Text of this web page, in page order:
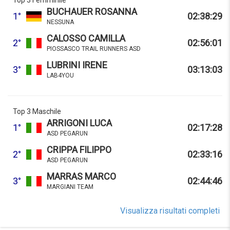
1° BUCHAUER ROSANNA
NESSUNA
02:38:29
2° CALOSSO CAMILLA
PIOSSASCO TRAIL RUNNERS ASD
02:56:01
3° LUBRINI IRENE
LAB4YOU
03:13:03
Top 3 Maschile
1° ARRIGONI LUCA
ASD PEGARUN
02:17:28
2° CRIPPA FILIPPO
ASD PEGARUN
02:33:16
3° MARRAS MARCO
MARGIANI TEAM
02:44:46
Visualizza risultati completi